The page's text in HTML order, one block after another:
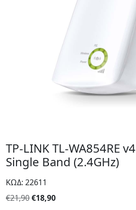
TP-LINK TL-WA854RE v4
Single Band (2.4GHz)
ΚΩΔ: 22611
€21,90Original
€18,90Η